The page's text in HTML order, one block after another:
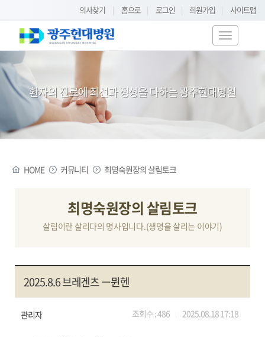
의사찾기 | 홈으로 | 로그인 | 회원가입 | 사이트맵
T
o
l
환자의 진료에 최선과 정성을 다하는 광주현대병원
HOME 커뮤니티 최명숙원장의 살림토크
최명숙원장의 살림토크
살림이란 살리다의 명사입니다.(생명을 살리는 이야기)
2025.8.6 브레겐츠 ㅡ뮌헨
관리자 조회수 :486 2025.08.18 17:18